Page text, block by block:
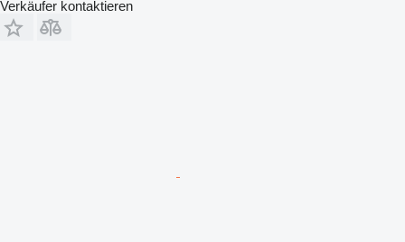
Verkäufer kontaktieren